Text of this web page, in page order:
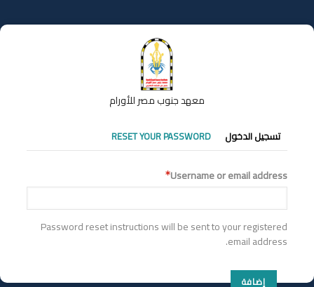
إلى
المحتوى
معهد جنوب مصر للأورام
التبويبات
الأساسية
تسجيل الدخول RESET YOUR PASSWORD
Username or email address
Password reset instructions will be sent to your registered
email address.